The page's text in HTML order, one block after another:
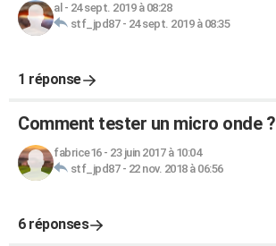
al - 24 sept. 2019 à 08:28
stf_jpd87- 24 sept. 2019 à 08:35
1 réponse
Comment tester un micro onde ?
fabrice16- 23 juin 2017 à 10:04
stf_jpd87- 22 nov. 2018 à 06:56
6 réponses